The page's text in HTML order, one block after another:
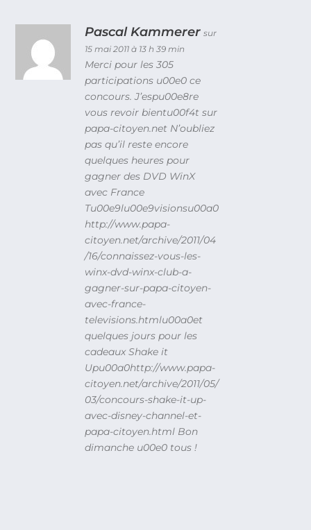
Pascal Kammerer sur
15 mai 2011 à 13 h 39 min
Merci pour les 305
participations u00e0 ce
concours. J’espu00e8re
vous revoir bientu00f4t sur
papa-citoyen.net N’oubliez
pas qu’il reste encore
quelques heures pour
gagner des DVD WinX
avec France
Tu00e9lu00e9visionsu00a0
http://www.papa-
citoyen.net/archive/2011/04
/16/connaissez-vous-les-
winx-dvd-winx-club-a-
gagner-sur-papa-citoyen-
avec-france-
televisions.htmlu00a0et
quelques jours pour les
cadeaux Shake it
Upu00a0http://www.papa-
citoyen.net/archive/2011/05/
03/concours-shake-it-up-
avec-disney-channel-et-
papa-citoyen.html Bon
dimanche u00e0 tous !